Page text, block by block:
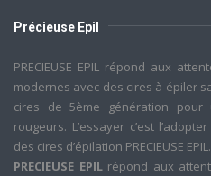
Précieuse Epil
PRECIEUSE EPIL répond aux
modernes avec des cires à épiler
cires de 5ème génération
rougeurs. L’essayer c’est
des cires d’épilation PRECIEUSE EPIL.
PRECIEUSE EPIL répond aux